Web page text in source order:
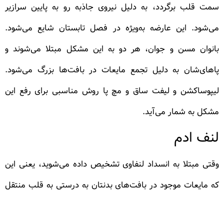
سمت قلب برگردد، به دلیل نیروی جاذبه رو به پایین سرازیر
می‌شود. این عارضه به‌ویژه در فصل تابستان شایع می‌شود.
بانوان مسن و جوان، هر دو به این مشکل مبتلا می‌شوند و
پاهای‌شان به دلیل تجمع مایعات در بافت‌ها بزرگ می‌شود.
لیپوساکشن و لیفت ساق و مچ پا روش مناسبی برای رفع این
مشکل به شمار می‌آید.
لنف ادم
وقتی مبتلا به انسداد لنفاوی تشخیص داده می‌شوید، یعنی این
که مایعات موجود در بافت‌های بدنتان به درستی به قلب منتقل